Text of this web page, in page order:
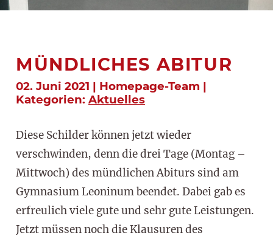
MÜNDLICHES ABITUR
02. Juni 2021 | Homepage-Team |
Kategorien: Aktuelles
Diese Schilder können jetzt wieder
verschwinden, denn die drei Tage (Montag –
Mittwoch) des mündlichen Abiturs sind am
Gymnasium Leoninum beendet. Dabei gab es
erfreulich viele gute und sehr gute Leistungen.
Jetzt müssen noch die Klausuren des